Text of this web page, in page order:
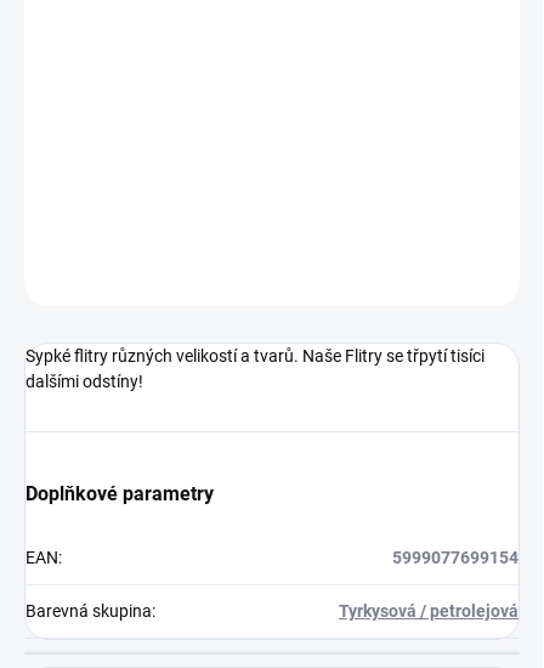
Sypké flitry různých velikostí a tvarů. Naše Flitry se třpytí tisíci
dalšími odstíny!
Doplňkové parametry
EAN: 5999077699154
Barevná skupina: Tyrkysová / petrolejová